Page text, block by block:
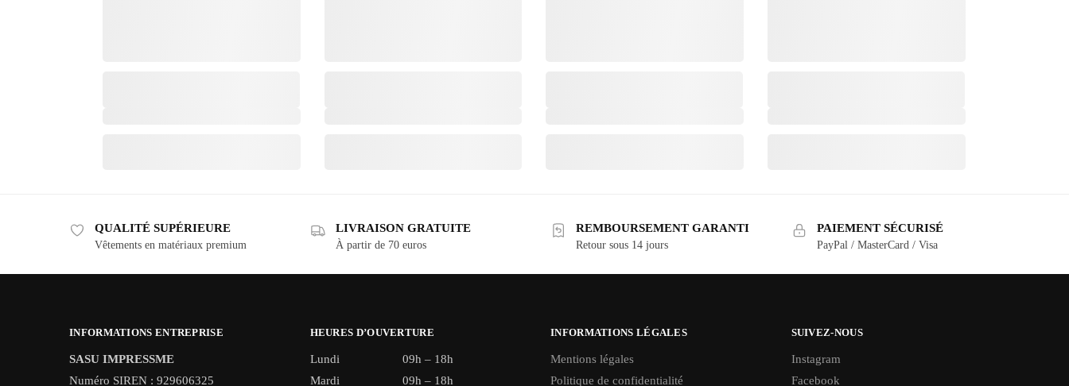
QUALITÉ SUPÉRIEURE
Vêtements en matériaux premium
LIVRAISON GRATUITE
À partir de 70 euros
REMBOURSEMENT GARANTI
Retour sous 14 jours
PAIEMENT SÉCURISÉ
PayPal / MasterCard / Visa
INFORMATIONS ENTREPRISE
SASU IMPRESSME
Numéro SIREN : 929606325
HEURES D’OUVERTURE
Lundi
09h – 18h
Mardi
09h – 18h
INFORMATIONS LÉGALES
Mentions légales
Politique de confidentialité
SUIVEZ-NOUS
Instagram
Facebook